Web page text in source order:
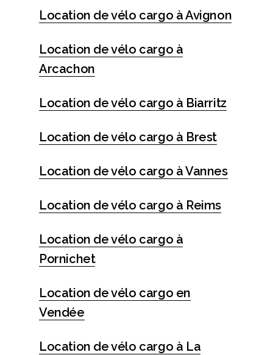
Location de vélo cargo à Avignon
Location de vélo cargo à
Arcachon
Location de vélo cargo à Biarritz
Location de vélo cargo à Brest
Location de vélo cargo à Vannes
Location de vélo cargo à Reims
Location de vélo cargo à
Pornichet
Location de vélo cargo en
Vendée
Location de vélo cargo à La